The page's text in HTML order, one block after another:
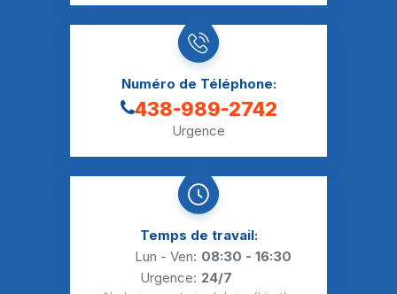
Numéro de Téléphone:
438-989-2742
Urgence
Temps de travail:
Lun - Ven: 08:30 - 16:30
Urgence: 24/7